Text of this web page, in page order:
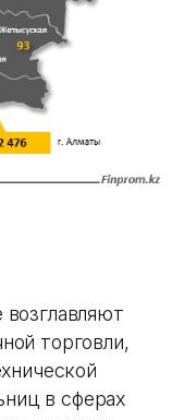
торговли,
в сферах